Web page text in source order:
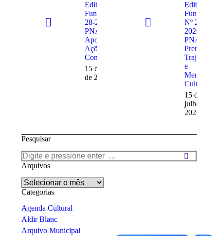
Edital
Fundacc Nº
28-2026 –
PNAB –
Apoio a
Ações
Continuadas
15 de julho
de 2026
Edital
Fundacc
Nº 26-
2026 –
PNAB –
Premiação
Trajetória
e
Memória
Cultural
15 de
julho de
2026
Pesquisar
Search:
Arquivos
Arquivos
Categorias
Agenda Cultural
Aldir Blanc
Arquivo Municipal